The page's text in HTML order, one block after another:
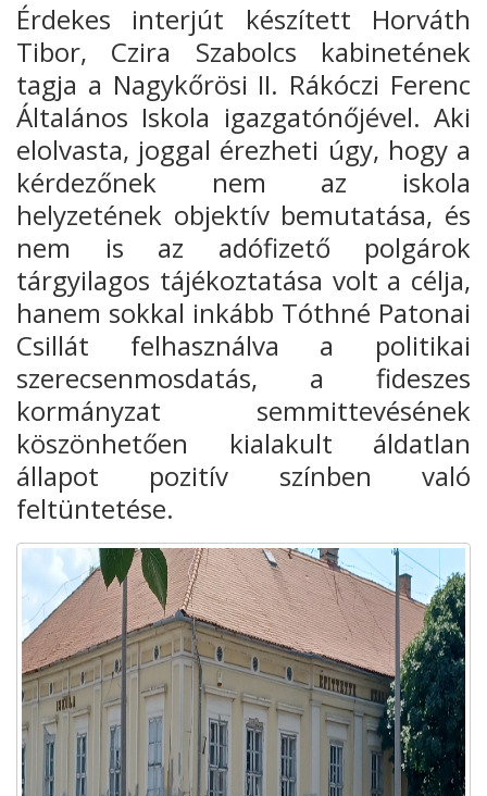
Érdekes interjút készített Horváth
Tibor, Czira Szabolcs kabinetének
tagja a Nagykőrösi II. Rákóczi Ferenc
Általános Iskola igazgatónőjével. Aki
elolvasta, joggal érezheti úgy, hogy a
kérdezőnek nem az iskola
helyzetének objektív bemutatása, és
nem is az adófizető polgárok
tárgyilagos tájékoztatása volt a célja,
hanem sokkal inkább Tóthné Patonai
Csillát felhasználva a politikai
szerecsenmosdatás, a fideszes
kormányzat semmittevésének
köszönhetően kialakult áldatlan
állapot pozitív színben való
feltüntetése.